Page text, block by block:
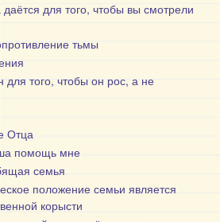
для того, чтобы вы смотрели
тьмы
для того, чтобы он рос, а не
Отца
помощь мне
семья
положение семьи является
корысти